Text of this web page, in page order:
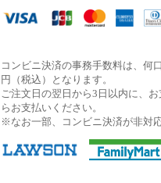
コンビニ決済の事務手数料は、何
円（税込）となります。
ご注文日の翌日から3日以内に、
らお支払いください。
※なお一部、コンビニ決済が非対